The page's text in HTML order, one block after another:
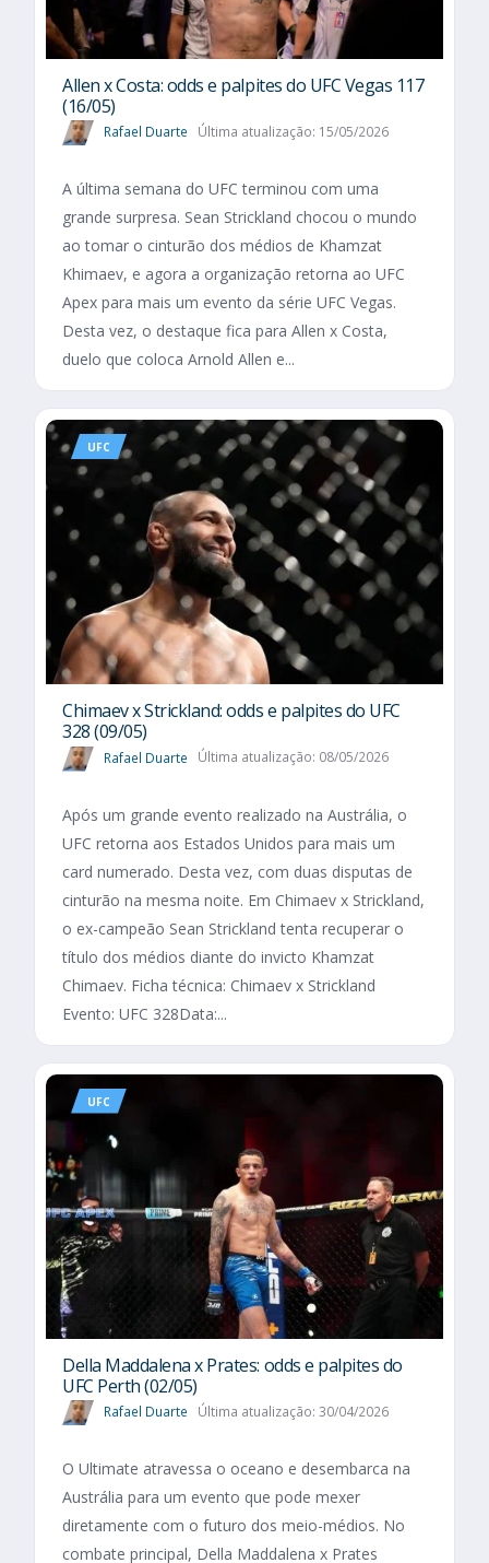
Allen x Costa: odds e palpites do UFC Vegas 117
(16/05)
Rafael Duarte Última atualização: 15/05/2026
A última semana do UFC terminou com uma
grande surpresa. Sean Strickland chocou o mundo
ao tomar o cinturão dos médios de Khamzat
Khimaev, e agora a organização retorna ao UFC
Apex para mais um evento da série UFC Vegas.
Desta vez, o destaque fica para Allen x Costa,
duelo que coloca Arnold Allen e...
UFC
Chimaev x Strickland: odds e palpites do UFC
328 (09/05)
Rafael Duarte Última atualização: 08/05/2026
Após um grande evento realizado na Austrália, o
UFC retorna aos Estados Unidos para mais um
card numerado. Desta vez, com duas disputas de
cinturão na mesma noite. Em Chimaev x Strickland,
o ex-campeão Sean Strickland tenta recuperar o
título dos médios diante do invicto Khamzat
Chimaev. Ficha técnica: Chimaev x Strickland
Evento: UFC 328Data:...
UFC
Della Maddalena x Prates: odds e palpites do
UFC Perth (02/05)
Rafael Duarte Última atualização: 30/04/2026
O Ultimate atravessa o oceano e desembarca na
Austrália para um evento que pode mexer
diretamente com o futuro dos meio-médios. No
combate principal, Della Maddalena x Prates